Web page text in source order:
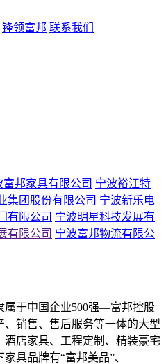
锋领富邦 联系我们
富邦家具有限公司 宁波裕江特
集团股份有限公司 宁波新乐电
有限公司 宁波明星科技发展有
有限公司 宁波富邦物流有限公
属于中国企业500强—富邦控股
销售、售后服务等一体的大型
店家具、工程定制、精装豪宅
具品牌有“富邦美品”、